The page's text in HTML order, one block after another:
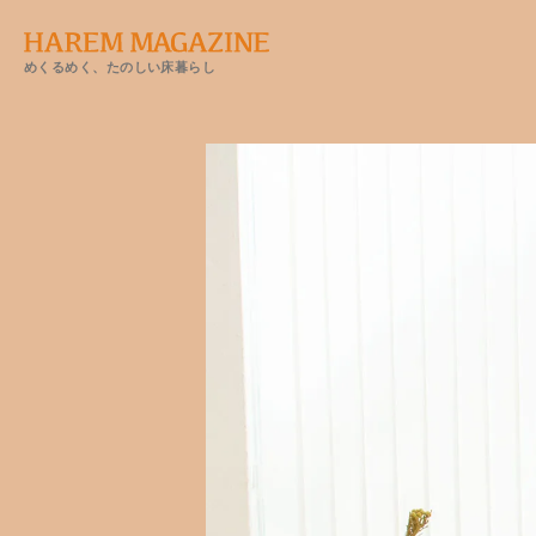
めくるめく、たのしい床暮らし